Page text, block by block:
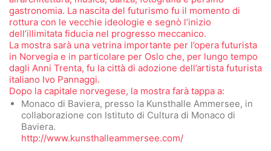
gastronomia. La nascita del futurismo fu il momento di
rottura con le vecchie ideologie e segnò l’inizio
dell’illimitata fiducia nel progresso meccanico.
La mostra sarà una vetrina importante per l’opera futurista
in Norvegia e in particolare per Oslo che, per lungo tempo
dagli Anni Trenta, fu la città di adozione dell’artista futurista
italiano Ivo Pannaggi.
Dopo la capitale norvegese, la mostra farà tappa a:
Monaco di Baviera, presso la Kunsthalle Ammersee, in
collaborazione con Istituto di Cultura di Monaco di
Baviera.
http://www.kunsthalleammersee.com/